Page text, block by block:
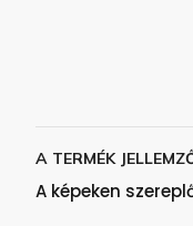
A TERMÉK
A képeken